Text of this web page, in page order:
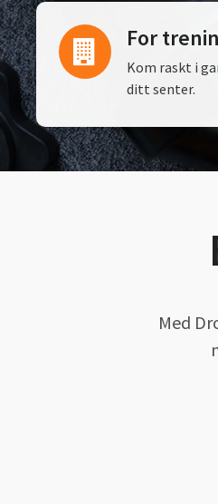
For
Kom raskt i
ditt senter.
Med